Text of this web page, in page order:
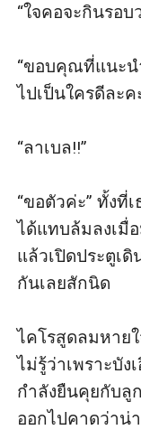
“ใจคอจะกินรอบ
“ขอบคุณที่แนะน
ไปเป็นใครดีละค
“ลาเบล!!”
“ขอตัวค่ะ” ทั้งที่
ได้แทบล้มลงเมื่
แล้วเปิดประตูเ
กันเลยสักนิด
ไคโรสูดลมหาย
ไม่รู้ว่าเพราะบัง
กำลังยืนคุยกับลู
ออกไปคาดว่าน่